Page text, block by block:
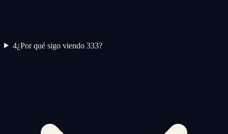
4¿Por qué sigo viendo 333?